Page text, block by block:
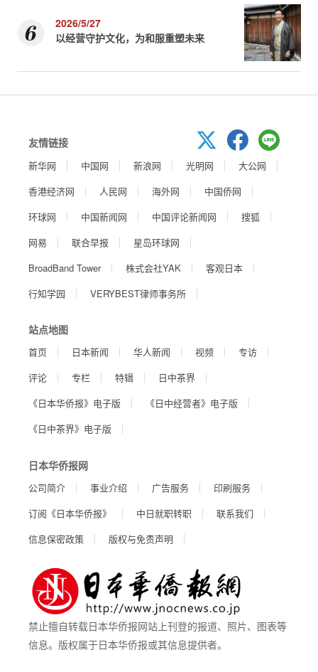
2026/5/27
以经营守护文化，为和服重塑未来
友情链接
新华网 中国网 新浪网 光明网
大公网
香港经济网
人民网 海外网
中国侨网
环球网
中国新闻网 中国评论新闻网
搜狐
网易
联合早报
星岛环球网
BroadBand Tower
株式会社YAK
客观日本
行知学园
VERYBEST律师事务所
站点地图
首页 日本新闻 华人新闻 视频
专访
评论
专栏 特辑
日中茶界
《日本华侨报》电子版
《日中经营者》电子版
《日中茶界》电子版
日本华侨报网
公司简介 事业介绍 广告服务
印刷服务
订阅《日本华侨报》
中日就职转职
联系我们
信息保密政策
版权与免责声明
禁止擅自转载日本华侨报网站上刊登的报道、照片、图表等
信息。版权属于日本华侨报或其信息提供者。